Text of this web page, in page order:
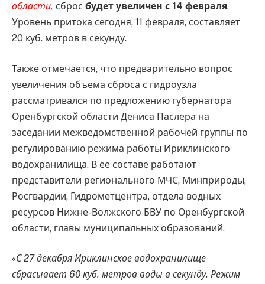
области, сброс будет увеличен с 14 февраля.
Уровень притока сегодня, 11 февраля, составляет
20 куб. метров в секунду.
Также отмечается, что предварительно вопрос
увеличения объема сброса с гидроузла
рассматривался по предложению губернатора
Оренбургской области Дениса Паслера на
заседании межведомственной рабочей группы по
регулированию режима работы Ириклинского
водохранилища. В ее составе работают
представители регионального МЧС, Минприроды,
Росгвардии, Гидрометцентра, отдела водных
ресурсов Нижне-Волжского БВУ по Оренбургской
области, главы муниципальных образований.
«С 27 декабря Ириклинское водохранилище
сбрасывает 60 куб. метров воды в секунду. Режим